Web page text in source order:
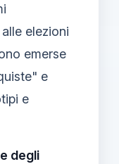
elezioni
emerse
e
e
degli